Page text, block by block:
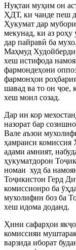
Нуқтаи муҳим он
ҲДТ, ки чанде пеш
Ҳукумат дар
мекунад, ки аз
дар пайравӣ ба
Маҳмуд
хеш истифода
фармондеҳони
фармонҳои
шавад ва то он ҷое,
хеш моил созад.
Дар ин кор
назорат бар
Вале аъзои
ҳамраиси комиссия
адами амният,
ҳукуматдорон Тоҷ
номаи худ ба
Тоҷикистон Герд
комиссионро ба ӯ
мухолифин боз ба
хеш идома доданд.
Ҳини сафарҳои якҷ
комиссияи
варзида иборат